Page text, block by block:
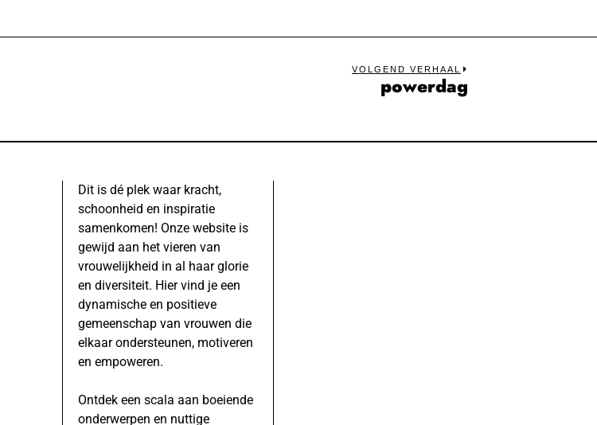
VOLGEND VERHAAL
powerdag
Dit is dé plek waar kracht,
schoonheid en inspiratie
samenkomen! Onze website is
gewijd aan het vieren van
vrouwelijkheid in al haar glorie
en diversiteit. Hier vind je een
dynamische en positieve
gemeenschap van vrouwen die
elkaar ondersteunen, motiveren
en empoweren.
Ontdek een scala aan boeiende
onderwerpen en nuttige